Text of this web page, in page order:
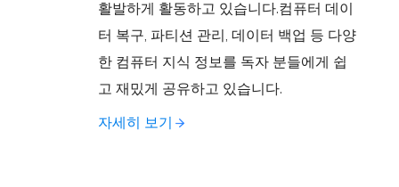
활발하게 활동하고 있습니다.컴퓨터 데이
터 복구, 파티션 관리, 데이터 백업 등 다양
한 컴퓨터 지식 정보를 독자 분들에게 쉽
고 재밌게 공유하고 있습니다.
자세히 보기